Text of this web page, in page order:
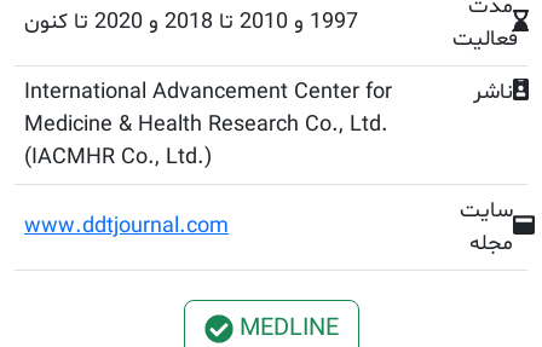
International Advancement Center for
Medicine & Health Research Co., Ltd.
(IACMHR Co., Ltd.)
www.ddtjournal.com
MEDLINE